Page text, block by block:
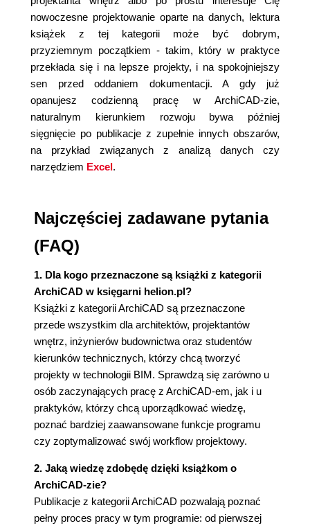
nowoczesne projektowanie oparte na danych, lektura
książek z tej kategorii może być dobrym,
przyziemnym początkiem - takim, który w praktyce
przekłada się i na lepsze projekty, i na spokojniejszy
sen przed oddaniem dokumentacji. A gdy już
opanujesz codzienną pracę w ArchiCAD-zie,
naturalnym kierunkiem rozwoju bywa później
sięgnięcie po publikacje z zupełnie innych obszarów,
na przykład związanych z analizą danych czy
narzędziem Excel.
Najczęściej zadawane pytania
(FAQ)
1. Dla kogo przeznaczone są książki z kategorii
ArchiCAD w księgarni helion.pl?
Książki z kategorii ArchiCAD są przeznaczone
przede wszystkim dla architektów, projektantów
wnętrz, inżynierów budownictwa oraz studentów
kierunków technicznych, którzy chcą tworzyć
projekty w technologii BIM. Sprawdzą się zarówno u
osób zaczynających pracę z ArchiCAD-em, jak i u
praktyków, którzy chcą uporządkować wiedzę,
poznać bardziej zaawansowane funkcje programu
czy zoptymalizować swój workflow projektowy.
2. Jaką wiedzę zdobędę dzięki książkom o
ArchiCAD-zie?
Publikacje z kategorii ArchiCAD pozwalają poznać
pełny proces pracy w tym programie: od pierwszej